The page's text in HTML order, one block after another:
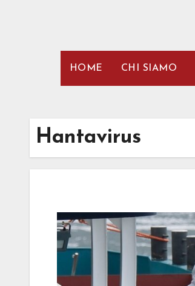
HOME CHI SIAMO
Hantavirus